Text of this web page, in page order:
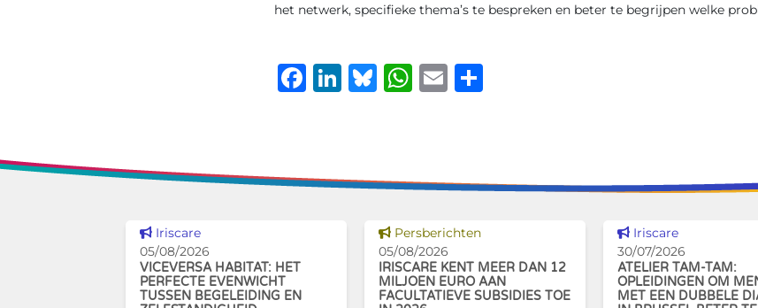
het netwerk, specifieke thema’s te bespreken en beter te begrijpen welke
Facebook
LinkedIn
Bluesky
WhatsApp
Email
Dit nieuws tonen
Iriscare
05/08/2026
VICEVERSA HABITAT: HET
PERFECTE EVENWICHT
TUSSEN BEGELEIDING EN
Dit nieuws tonen
Persberichten
05/08/2026
IRISCARE KENT MEER DAN 12
MILJOEN EURO AAN
FACULTATIEVE SUBSIDIES TOE
Dit nieuws tonen
Iriscare
30/07/2026
ATELIER TAM-TAM:
OPLEIDINGEN OM
MET EEN DUBBELE